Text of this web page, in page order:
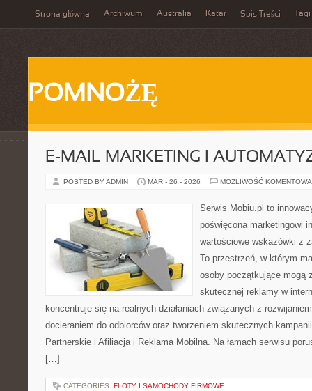
Strona główna Archiwum Australia Katar Spis Treści Tagi
POMNOŻĘ
E-MAIL MARKETING I
POSTED BY ADMIN MAR - 26 - 2026 MOŻLIWOŚĆ
Serwis Mobiu.pl to
poświęcona marketingowi
wartościowe wskazówki z
To przestrzeń, w którym
osoby początkujące mogą
skutecznej reklamy w
koncentruje się na realnych działaniach związanych z
docieraniem do odbiorców oraz tworzeniem skutecznych
Partnerskie i Afiliacja i Reklama Mobilna. Na łamach serwisu
[…]
CATEGORIES: FLOTY I SAMOCHODY FIRMOWE